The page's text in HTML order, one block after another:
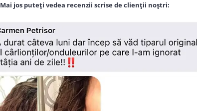
Mai jos puteți vedea recenzii scrise de clienții noștri: